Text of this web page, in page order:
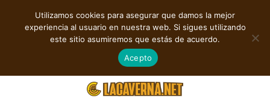
TENDENCIAS
Grainville Train acelera con Cowboy Cadillac
agosto 6, 2026
Utilizamos cookies para asegurar que damos la mejor
experiencia al usuario en nuestra web. Si sigues utilizando
este sitio asumiremos que estás de acuerdo.
Acepto